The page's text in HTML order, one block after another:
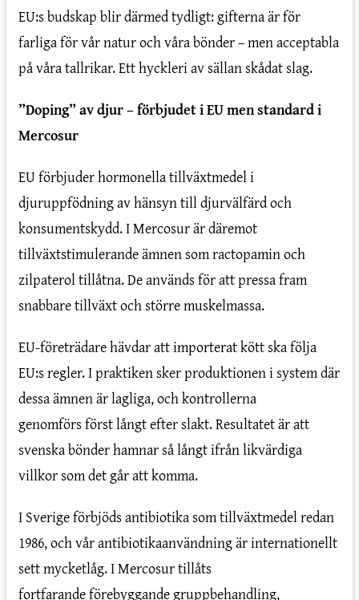
EU:s budskap blir därmed tydligt: gifterna är för
farliga för vår natur och våra bönder – men acceptabla
på våra tallrikar. Ett hyckleri av sällan skådat slag.
”Doping” av djur – förbjudet i EU men standard i
Mercosur
EU förbjuder hormonella tillväxtmedel i
djuruppfödning av hänsyn till djurvälfärd och
konsumentskydd. I Mercosur är däremot
tillväxtstimulerande ämnen som ractopamin och
zilpaterol tillåtna. De används för att pressa fram
snabbare tillväxt och större muskelmassa.
EU-företrädare hävdar att importerat kött ska följa
EU:s regler. I praktiken sker produktionen i system där
dessa ämnen är lagliga, och kontrollerna
genomförs först långt efter slakt. Resultatet är att
svenska bönder hamnar så långt ifrån likvärdiga
villkor som det går att komma.
I Sverige förbjöds antibiotika som tillväxtmedel redan
1986, och vår antibiotikaanvändning är internationellt
sett mycketlåg. I Mercosur tillåts
fortfarande förebyggande gruppbehandling,